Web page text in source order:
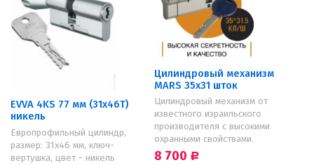
EVVA 4KS 77 мм (31х46Т)
никель
Европрофильный цилиндр,
размер: 31х46 мм, ключ-
вертушка, цвет - никель
Цилиндровый механизм
MARS 35х31 шток
Цилиндровый механизм от
известного израильского
производителя с высокими
охранными свойствами.
8 700 Р